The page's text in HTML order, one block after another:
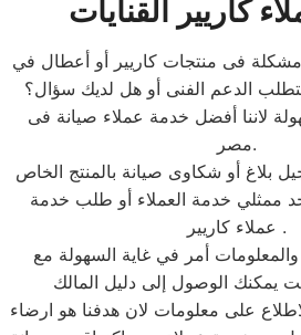
كاريير القنايات
فى منتجات كاريير أو أعطال في
الدعم الفنى أو هل لديك سؤال؟
لاننا أفضل خدمة عملاء صيانة فى
مصر.
بلاغ أو شكاوى صيانة بالمنتج الخاص
ممثلي خدمة العملاء أو طلب خدمة
عملاء كاريير .
أمر في غاية السهولة مع
يمكنك الوصول إلى دليل المالك
على معلومات لان هدفنا هو ارضاء